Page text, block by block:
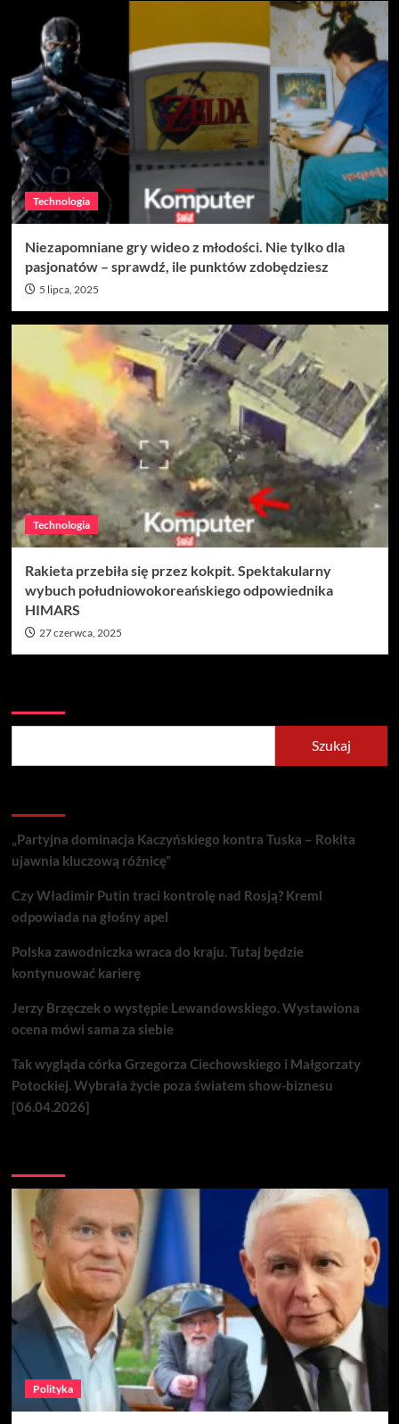
Technologia
Niezapomniane gry wideo z młodości. Nie tylko dla
pasjonatów – sprawdź, ile punktów zdobędziesz
5 lipca, 2025
Technologia
Rakieta przebiła się przez kokpit. Spektakularny
wybuch południowokoreańskiego odpowiednika
HIMARS
27 czerwca, 2025
Szukaj
„Partyjna dominacja Kaczyńskiego kontra Tuska – Rokita
ujawnia kluczową różnicę”
Czy Władimir Putin traci kontrolę nad Rosją? Kreml
odpowiada na głośny apel
Polska zawodniczka wraca do kraju. Tutaj będzie
kontynuować karierę
Jerzy Brzęczek o występie Lewandowskiego. Wystawiona
ocena mówi sama za siebie
Tak wygląda córka Grzegorza Ciechowskiego i Małgorzaty
Potockiej. Wybrała życie poza światem show-biznesu
[06.04.2026]
Polityka